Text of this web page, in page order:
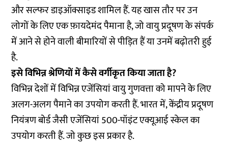
और सल्फर डाइऑक्साइड शामिल हैं. यह खास तौर पर उन
लोगों के लिए एक फ़ायदेमंद पैमाना है, जो वायु प्रदूषण के संपर्क
में आने से होने वाली बीमारियों से पीड़ित हैं या उनमें बढ़ोतरी हुई
है.
इसे विभिन्न श्रेणियों में कैसे वर्गीकृत किया जाता है?
विभिन्न देशों में विभिन्न एजेंसियां वायु गुणवत्ता को मापने के लिए
अलग-अलग पैमाने का उपयोग करती हैं. भारत में, केंद्रीय प्रदूषण
नियंत्रण बोर्ड जैसी एजेंसियां 500-पॉइंट एक्यूआई स्केल का
उपयोग करती हैं. जो कुछ इस प्रकार है.